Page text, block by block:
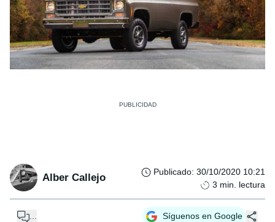
Alber Callejo Publicado: 30/10/2020 10:21
3 min. lectura
... Síguenos en Google